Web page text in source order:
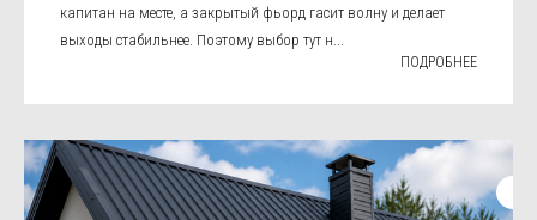
капитан на месте, а закрытый фьорд гасит волну и делает
выходы стабильнее. Поэтому выбор тут н...
ПОДРОБНЕЕ